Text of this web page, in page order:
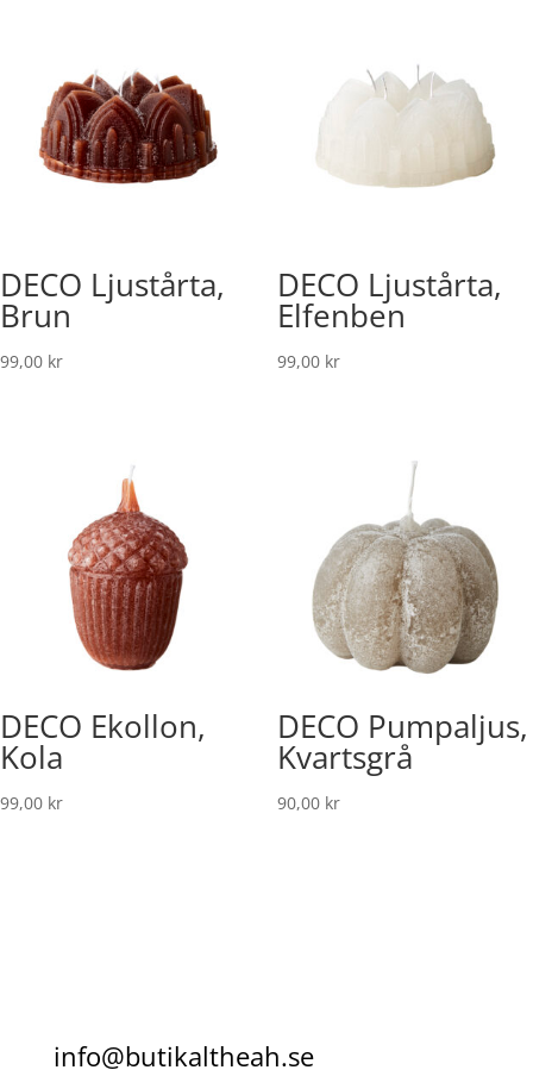
DECO Ljustårta,
Brun
99,00 kr
DECO Ljustårta,
Elfenben
99,00 kr
DECO Ekollon,
Kola
99,00 kr
DECO Pumpaljus,
Kvartsgrå
90,00 kr
info@butikaltheah.se